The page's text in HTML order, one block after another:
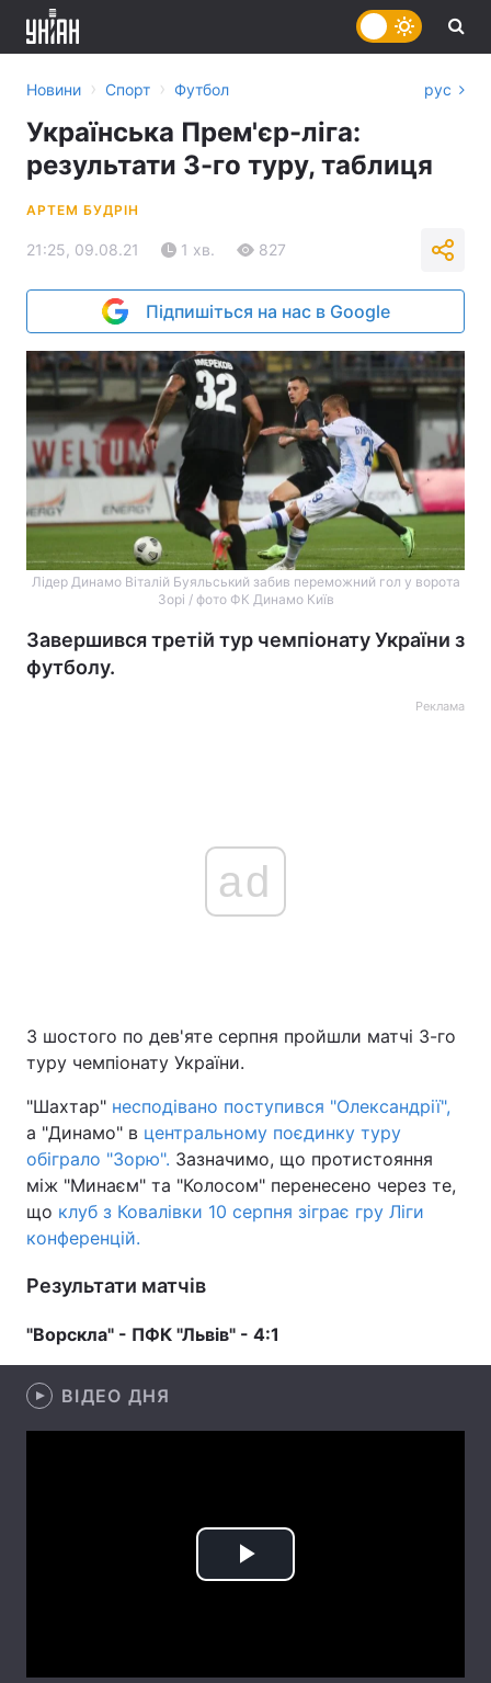
Головна
Україна
Економіка Світ
Спорт Наука
Здоров'я Туризм
Цікавинки
Статті
Новини › Спорт › Футбол рус
Українська Прем'єр-ліга:
результати 3-го туру, таблиця
АРТЕМ БУДРІН
21:25, 09.08.21 1 хв. 827
Підпишіться на нас в Google
Лідер Динамо Віталій Буяльський забив переможний гол у ворота
Зорі / фото ФК Динамо Київ
Завершився третій тур чемпіонату України з
футболу.
Реклама
ad
З шостого по дев'яте серпня пройшли матчі 3-го
туру чемпіонату України.
"Шахтар" несподівано поступився "Олександрії",
а "Динамо" в центральному поєдинку туру
обіграло "Зорю". Зазначимо, що протистояння
між "Минаєм" та "Колосом" перенесено через те,
що клуб з Ковалівки 10 серпня зіграє гру Ліги
конференцій.
Результати матчів
"Ворскла" - ПФК "Львів" - 4:1
ВІДЕО ДНЯ
Play